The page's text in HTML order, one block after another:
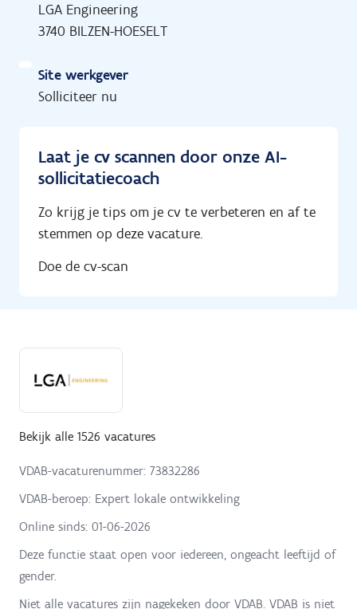
LGA Engineering
3740 BILZEN-HOESELT
Site werkgever
Solliciteer nu
Laat je cv scannen door onze AI-
sollicitatiecoach
Zo krijg je tips om je cv te verbeteren en af te
stemmen op deze vacature.
Doe de cv-scan
Bekijk alle 1526 vacatures
VDAB-vacaturenummer: 73832286
VDAB-beroep: Expert lokale ontwikkeling
Online sinds: 01-06-2026
Deze functie staat open voor iedereen, ongeacht leeftijd of
gender.
Niet alle vacatures zijn nagekeken door VDAB. VDAB is niet